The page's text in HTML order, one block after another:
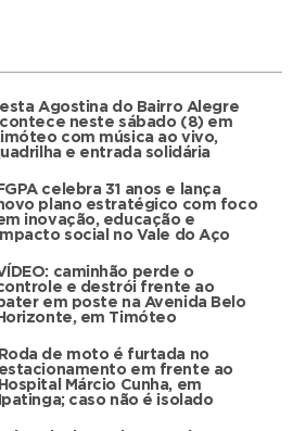
Agostina do Bairro Alegre
neste sábado (8) em
com música ao vivo,
e entrada solidária
celebra 31 anos e lança
plano estratégico com foco
inovação, educação e
social no Vale do Aço
caminhão perde o
e destrói frente ao
bater em poste na Avenida Belo
em Timóteo
Roda de moto é furtada no
estacionamento em frente ao
Hospital Márcio Cunha, em
Ipatinga; caso não é isolado